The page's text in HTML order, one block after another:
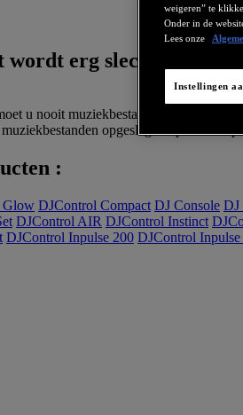
erg slecht als ik
u nooit muziekbestanden
opgeslagen op uw
:
Glow DJControl Compact DJ Console DJ
DJControl AIR DJControl Instinct
DJControl Inpulse 200 DJControl Inpulse
weigeren” te
Onder in de
Lees onze
Instellingen